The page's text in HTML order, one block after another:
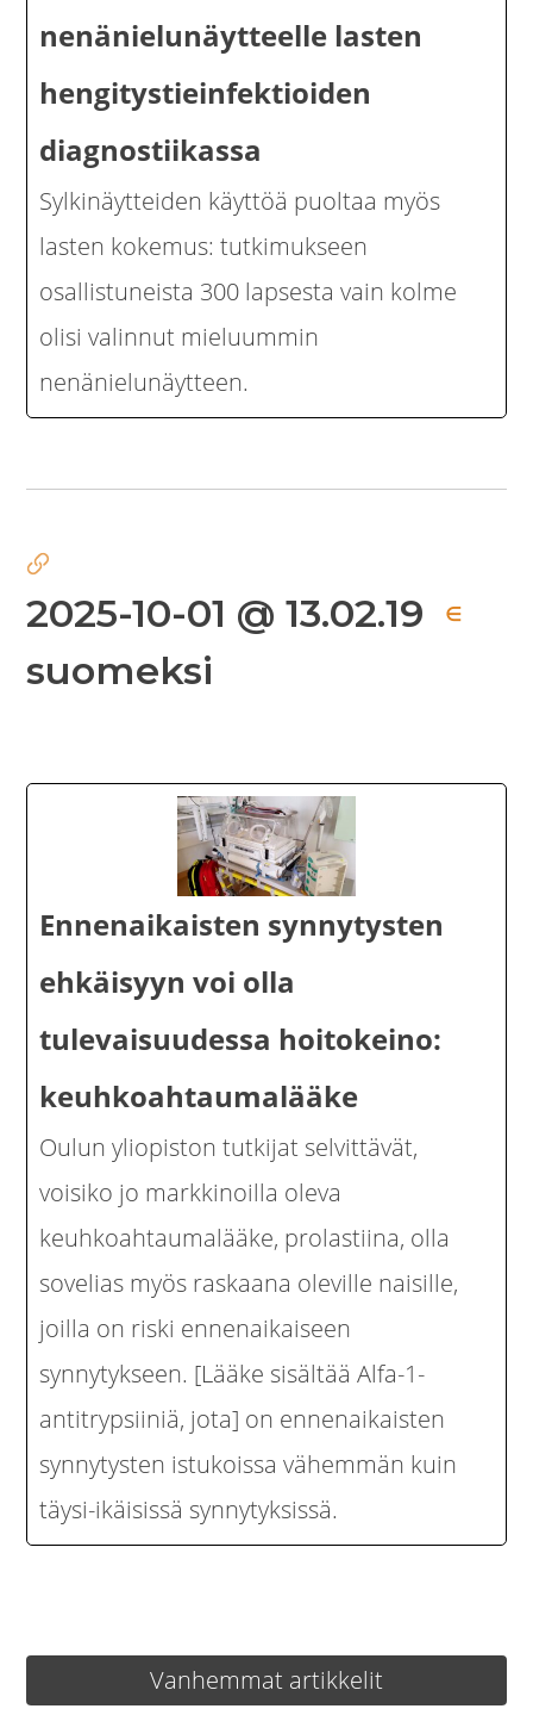
nenänielunäytteelle lasten
hengitystieinfektioiden
diagnostiikassa
Sylkinäytteiden käyttöä puoltaa myös
lasten kokemus: tutkimukseen
osallistuneista 300 lapsesta vain kolme
olisi valinnut mieluummin
nenänielunäytteen.
2025-10-01 @ 13.02.19 ∈
suomeksi
Ennenaikaisten synnytysten
ehkäisyyn voi olla
tulevaisuudessa hoitokeino:
keuhkoahtaumalääke
Oulun yliopiston tutkijat selvittävät,
voisiko jo markkinoilla oleva
keuhkoahtaumalääke, prolastiina, olla
sovelias myös raskaana oleville naisille,
joilla on riski ennenaikaiseen
synnytykseen. [Lääke sisältää Alfa-1-
antitrypsiiniä, jota] on ennenaikaisten
synnytysten istukoissa vähemmän kuin
täysi-ikäisissä synnytyksissä.
ArtikkelienVanhemmat artikkelit